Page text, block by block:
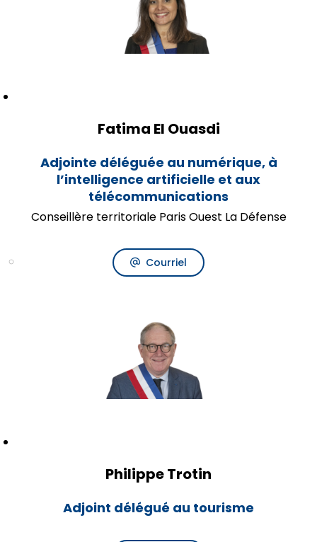
Fatima El Ouasdi
Adjointe déléguée au numérique, à
l’intelligence artificielle et aux
télécommunications
Conseillère territoriale Paris Ouest La Défense
Courriel
Philippe Trotin
Adjoint délégué au tourisme